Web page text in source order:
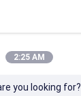
2:25 AM
you looking for?